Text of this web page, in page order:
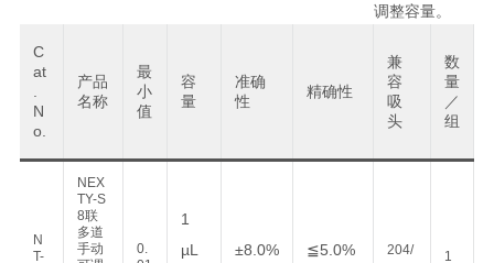
调整容量。
C
at
N
o.
产品
名称
最
小
值
容
量
准确
性
精确性
兼
容
吸
头
数
量
／
组
N
T-
NEX
TY-S
8联
多道
手动
0.
1
µL
±8.0%
≦5.0%
204/
1